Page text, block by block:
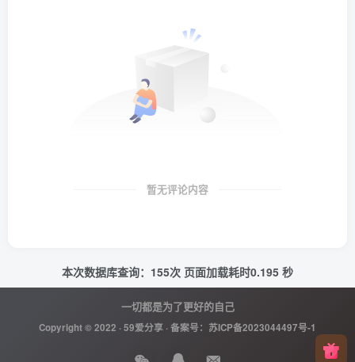
暂无评论内容
本次数据库查询：155次 页面加载耗时0.195 秒
一切都是为了更好的自己
Copyright © 2022 ·59爱分享 · 备案号： 苏ICP备2023044497号-1